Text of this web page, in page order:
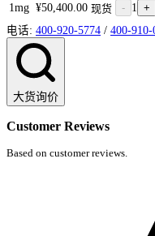
1mg ¥50,400.00 现货 - 1 +
电话: 400-920-5774 / 400-910-
大货询价
Customer Reviews
Based on customer reviews.